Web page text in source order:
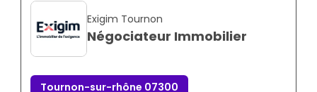
Exigim Tournon
Négociateur Immobilier
Tournon-sur-rhône 07300